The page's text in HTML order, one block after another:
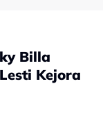
Billa
Kejora